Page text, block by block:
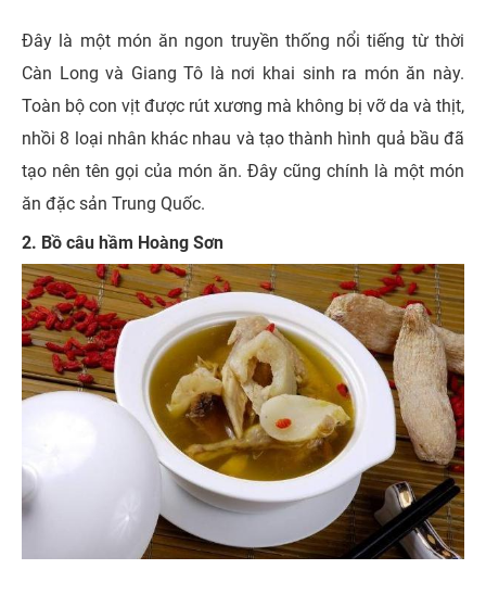
Đây là một món ăn ngon truyền thống nổi tiếng từ thời
Càn Long và Giang Tô là nơi khai sinh ra món ăn này.
Toàn bộ con vịt được rút xương mà không bị vỡ da và thịt,
nhồi 8 loại nhân khác nhau và tạo thành hình quả bầu đã
tạo nên tên gọi của món ăn. Đây cũng chính là một món
ăn đặc sản Trung Quốc.
2. Bồ câu hầm Hoàng Sơn